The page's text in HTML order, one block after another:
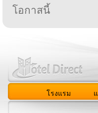
โอกาสนี้
โรงแรม